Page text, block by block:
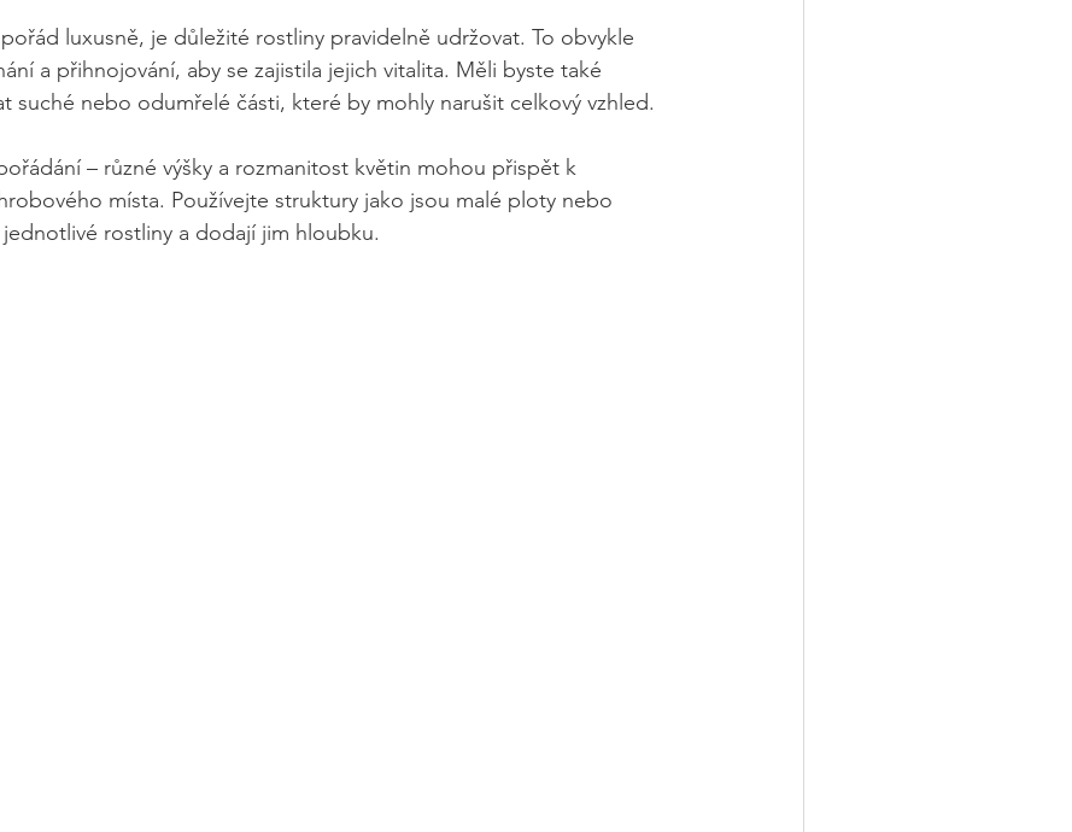
luxusně, je důležité rostliny pravidelně udržovat. To obvykle
a přihnojování, aby se zajistila jejich vitalita. Měli byste také
suché nebo odumřelé části, které by mohly narušit celkový vzhled.
– různé výšky a rozmanitost květin mohou přispět k
místa. Používejte struktury jako jsou malé ploty nebo
rostliny a dodají jim hloubku.